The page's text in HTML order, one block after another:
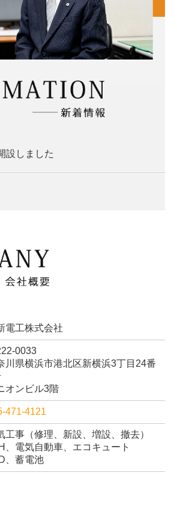
設しました
電工株式会社
0033
川県横浜市港北区新横浜3丁目24番
オンビル3階
471-4121
工事（修理、新設、増設、撤去）
、電気自動車、エコキュート
、蓄電池